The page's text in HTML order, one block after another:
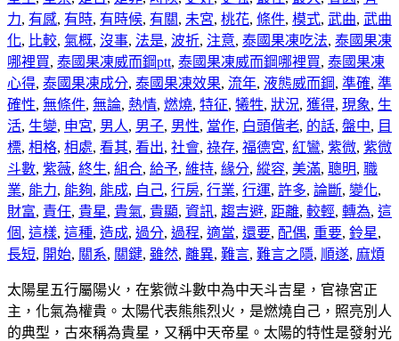
力, 有感, 有時, 有時候, 有關, 未宮, 桃花, 條件, 模式, 武曲, 武曲
化, 比較, 氣概, 沒事, 法是, 波折, 注意, 泰國果凍吃法, 泰國果凍
哪裡買, 泰國果凍威而鋼ptt, 泰國果凍威而鋼哪裡買, 泰國果凍
心得, 泰國果凍成分, 泰國果凍效果, 流年, 液態威而鋼, 準確, 準
確性, 無條件, 無論, 熱情, 燃燒, 特征, 犧牲, 狀況, 獲得, 現象, 生
活, 生變, 申宮, 男人, 男子, 男性, 當作, 白頭偕老, 的話, 盤中, 目
標, 相格, 相處, 看其, 看出, 社會, 祿存, 福德宮, 紅鸞, 紫微, 紫微
斗數, 紫薇, 終生, 組合, 給予, 維持, 緣分, 縱容, 美滿, 聰明, 職
業, 能力, 能夠, 能成, 自己, 行房, 行業, 行運, 許多, 論斷, 變化,
財富, 責任, 貴星, 貴氣, 貴顯, 資訊, 趨吉避, 距離, 較輕, 轉為, 這
個, 這樣, 這種, 造成, 過分, 過程, 適當, 還要, 配偶, 重要, 鈴星,
長短, 開始, 關系, 關鍵, 雖然, 離異, 難言, 難言之隱, 順遂, 麻煩
太陽星五行屬陽火，在紫微斗數中為中天斗吉星，官祿宮正
主，化氣為權貴。太陽代表熊熊烈火，是燃燒自己，照亮別人
的典型，古來稱為貴星，又稱中天帝星。太陽的特性是發射光